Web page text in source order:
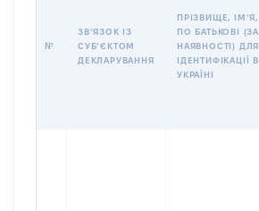
№
ЗВʼЯЗОК ІЗ
СУБʼЄКТОМ
ДЕКЛАРУВАННЯ
ПРІЗВИЩЕ, ІМʼЯ,
ПО БАТЬКОВІ (ЗА
НАЯВНОСТІ) ДЛЯ
ІДЕНТИФІКАЦІЇ В
УКРАЇНІ